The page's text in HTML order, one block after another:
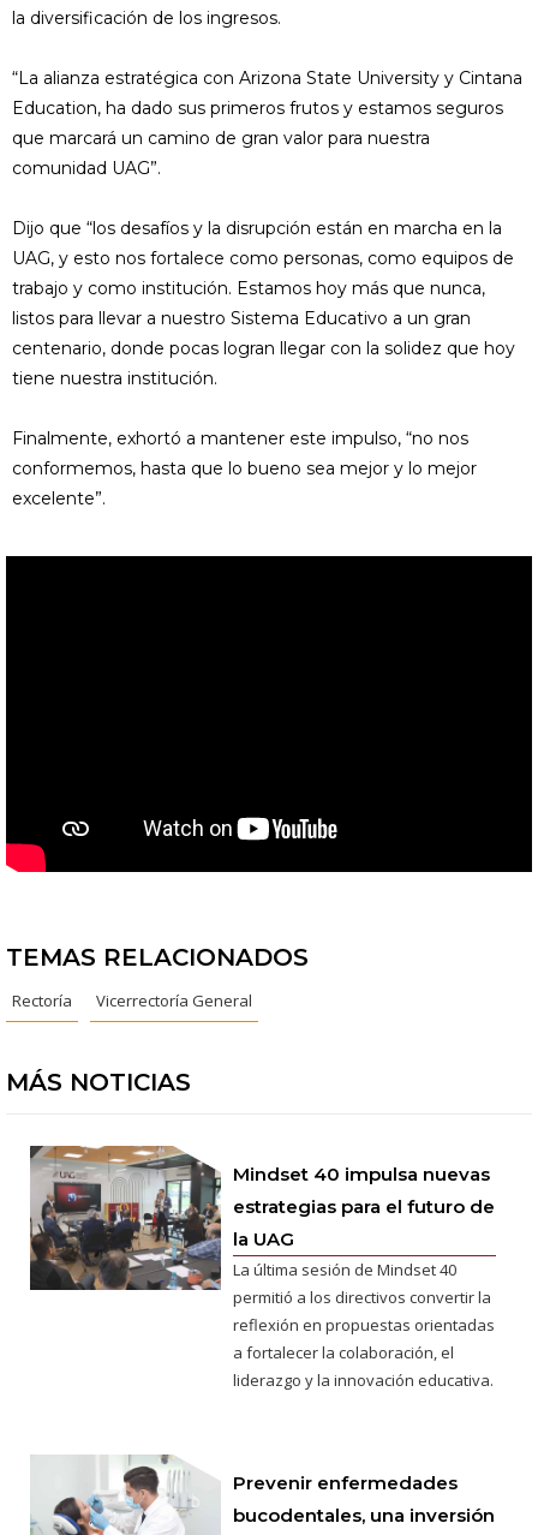
la diversificación de los ingresos.
“La alianza estratégica con Arizona State University y Cintana
Education, ha dado sus primeros frutos y estamos seguros
que marcará un camino de gran valor para nuestra
comunidad UAG”.
Dijo que “los desafíos y la disrupción están en marcha en la
UAG, y esto nos fortalece como personas, como equipos de
trabajo y como institución. Estamos hoy más que nunca,
listos para llevar a nuestro Sistema Educativo a un gran
centenario, donde pocas logran llegar con la solidez que hoy
tiene nuestra institución.
Finalmente, exhortó a mantener este impulso, “no nos
conformemos, hasta que lo bueno sea mejor y lo mejor
excelente”.
TEMAS RELACIONADOS
Rectoría Vicerrectoría General
MÁS NOTICIAS
Mindset 40 impulsa nuevas
estrategias para el futuro de
la UAG
La última sesión de Mindset 40
permitió a los directivos convertir la
reflexión en propuestas orientadas
a fortalecer la colaboración, el
liderazgo y la innovación educativa.
Prevenir enfermedades
bucodentales, una inversión